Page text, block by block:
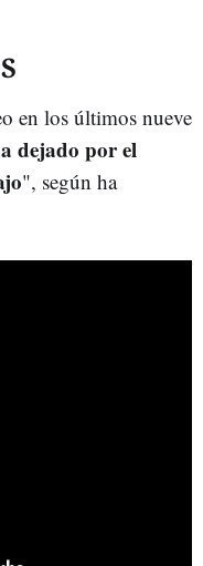
en los últimos nueve
dejado por el
", según ha